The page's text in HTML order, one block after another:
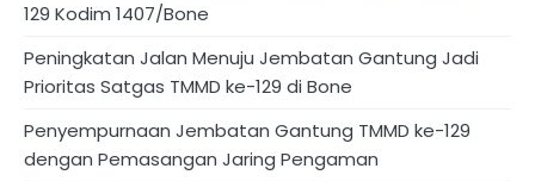
129 Kodim 1407/Bone
Peningkatan Jalan Menuju Jembatan Gantung Jadi
Prioritas Satgas TMMD ke-129 di Bone
Penyempurnaan Jembatan Gantung TMMD ke-129
dengan Pemasangan Jaring Pengaman